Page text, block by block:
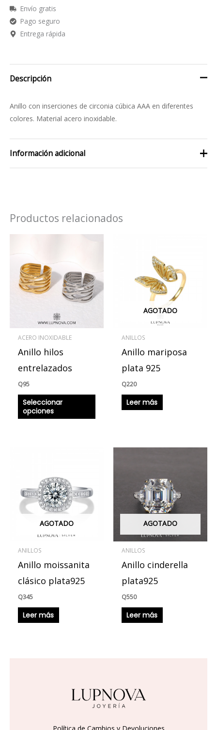
Envío gratis
Pago seguro
Entrega rápida
Descripción
Anillo con inserciones de circonia cúbica AAA en diferentes
colores. Material acero inoxidable.
Información adicional
Productos relacionados
ACERO INOXIDABLE
Anillo hilos
entrelazados
Q95
Seleccionar
opciones
múltiples
variantes.
se
AGOTADO
ANILLOS
Anillo mariposa
plata 925
Q220
Leer más
AGOTADO
ANILLOS
Anillo moissanita
clásico plata925
Q345
Leer más
AGOTADO
ANILLOS
Anillo cinderella
plata925
Q550
Leer más
Política de Cambios y Devoluciones